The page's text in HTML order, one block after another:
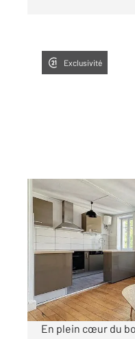
Exclusivité
TROYES 10
43 m
, 2 pièces
Ref : 72195
Appartement
528 €
par mois charges
En plein cœur du